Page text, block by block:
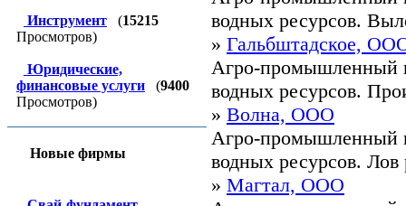
Инструмент (15215
Просмотров)
Юридические,
финансовые услуги
(9400
Просмотров)
Новые фирмы
водных ресурсов.
» Гальбштадское,
Агро-промышленный
водных ресурсов.
» Волна, ООО
Агро-промышленный
водных ресурсов.
» Магтал, ООО